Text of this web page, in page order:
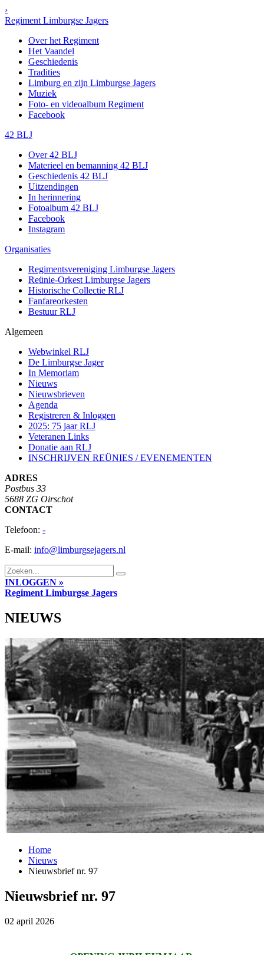
›
Regiment Limburgse Jagers
Over het Regiment
Het Vaandel
Geschiedenis
Tradities
Limburg en zijn Limburgse Jagers
Muziek
Foto- en videoalbum Regiment
Facebook
42 BLJ
Over 42 BLJ
Materieel en bemanning 42 BLJ
Geschiedenis 42 BLJ
Uitzendingen
In herinnering
Fotoalbum 42 BLJ
Facebook
Instagram
Organisaties
Regimentsvereniging Limburgse Jagers
Reünie-Orkest Limburgse Jagers
Historische Collectie RLJ
Fanfareorkesten
Bestuur RLJ
Algemeen
Webwinkel RLJ
De Limburgse Jager
In Memoriam
Nieuws
Nieuwsbrieven
Agenda
Registreren & Inloggen
2025: 75 jaar RLJ
Veteranen Links
Donatie aan RLJ
INSCHRIJVEN REÜNIES / EVENEMENTEN
ADRES
Postbus 33
5688 ZG Oirschot
CONTACT
Telefoon: -
E-mail: info@limburgsejagers.nl
INLOGGEN »
Regiment Limburgse Jagers
NIEUWS
Home
Nieuws
Nieuwsbrief nr. 97
Nieuwsbrief nr. 97
02 april 2026